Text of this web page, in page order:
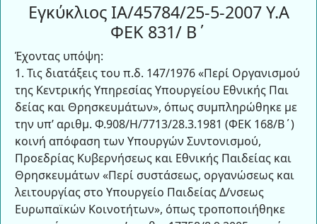
Εγκύκλιος ΙΑ/45784/25-5-2007 Υ.Α
ΦΕΚ 831/ Β΄
Έχοντας υπόψη:
1. Τις διατάξεις του π.δ. 147/1976 «Περί Οργανισμού
της Κεντρικής Υπηρεσίας Υπουργείου Εθνικής Παι
δείας και Θρησκευμάτων», όπως συμπληρώθηκε με
την υπ’ αριθμ. Φ.908/Η/7713/28.3.1981 (ΦΕΚ 168/Β΄)
κοινή απόφαση των Υπουργών Συντονισμού,
Προεδρίας Κυβερνήσεως και Εθνικής Παιδείας και
Θρησκευμάτων «Περί συστάσεως, οργανώσεως και
λειτουργίας στο Υπουργείο Παιδείας Δ/νσεως
Ευρωπαϊκών Κοινοτήτων», όπως τροποποιήθηκε